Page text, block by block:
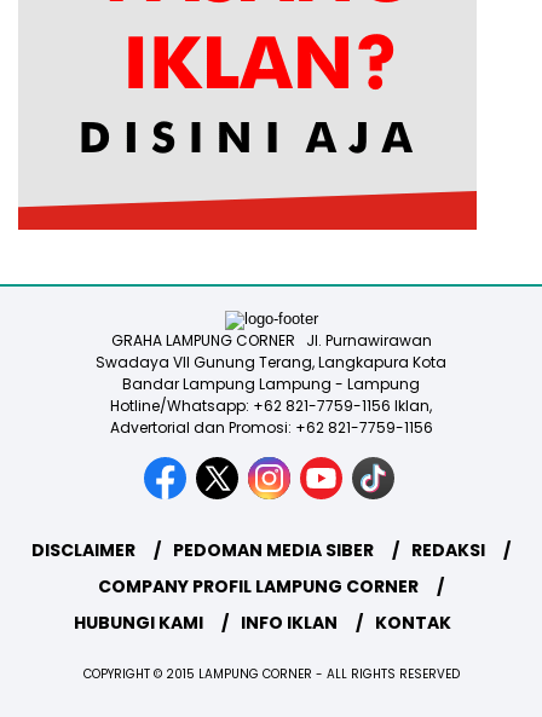
GRAHA LAMPUNG CORNER Jl. Purnawirawan
Swadaya VII Gunung Terang, Langkapura Kota
Bandar Lampung Lampung - Lampung
Hotline/Whatsapp: +62 821-7759-1156 Iklan,
Advertorial dan Promosi: +62 821-7759-1156
DISCLAIMER PEDOMAN MEDIA SIBER
REDAKSI
COMPANY PROFIL LAMPUNG CORNER
HUBUNGI KAMI
INFO IKLAN KONTAK
COPYRIGHT © 2015 LAMPUNG CORNER - ALL RIGHTS RESERVED